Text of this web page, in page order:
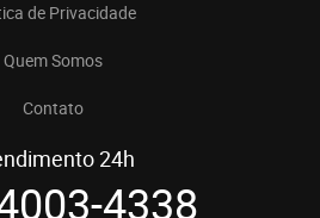
de Privacidade
Quem Somos
Contato
24h
4338